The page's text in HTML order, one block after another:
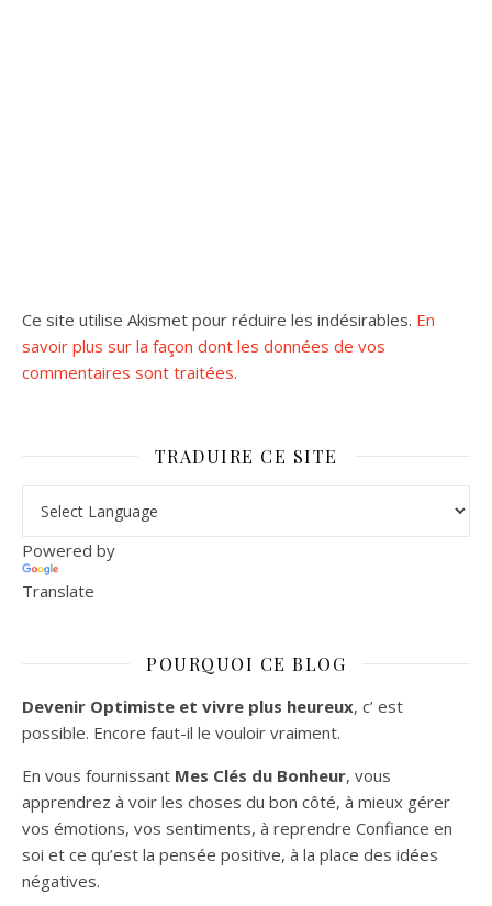
Ce site utilise Akismet pour réduire les indésirables. En
savoir plus sur la façon dont les données de vos
commentaires sont traitées.
TRADUIRE CE SITE
Powered by
Translate
POURQUOI CE BLOG
Devenir Optimiste et vivre plus heureux, c’ est
possible. Encore faut-il le vouloir vraiment.
En vous fournissant Mes Clés du Bonheur, vous
apprendrez à voir les choses du bon côté, à mieux gérer
vos émotions, vos sentiments, à reprendre Confiance en
soi et ce qu’est la pensée positive, à la place des idées
négatives.